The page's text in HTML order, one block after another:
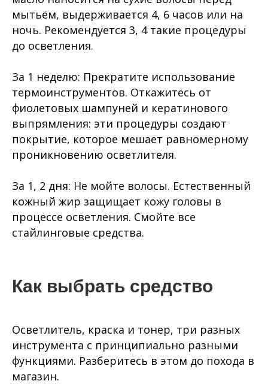
мытьём, выдерживается 4, 6 часов или на
ночь. Рекомендуется 3, 4 такие процедуры
до осветления.
За 1 неделю: Прекратите использование
термоинструментов. Откажитесь от
фиолетовых шампуней и кератинового
выпрямления: эти процедуры создают
покрытие, которое мешает равномерному
проникновению осветлителя.
За 1, 2 дня: Не мойте волосы. Естественный
кожный жир защищает кожу головы в
процессе осветления. Смойте все
стайлинговые средства.
Как выбрать средство
Осветлитель, краска и тонер, три разных
инструмента с принципиально разными
функциями. Разберитесь в этом до похода в
магазин.